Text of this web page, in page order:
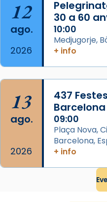
Foto
View on Facebook ·
12
ago.
2026
30 a 60
10:00
Medjugorje,
+ info
13
ago.
2026
437
09:00
Plaça Nova,
Barcelona,
+ info